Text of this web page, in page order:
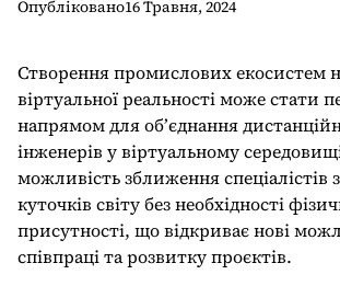
Опубліковано16 Травня, 2024
Створення промислових екосистем
віртуальної реальності може стати
напрямом для об’єднання
інженерів у віртуальному
можливість зближення спеціалістів
куточків світу без необхідності
присутності, що відкриває нові
співпраці та розвитку проєктів.